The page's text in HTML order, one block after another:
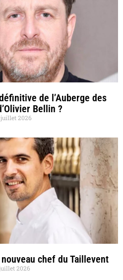
de l’Auberge des
Bellin ?
2026
chef du Taillevent
2026